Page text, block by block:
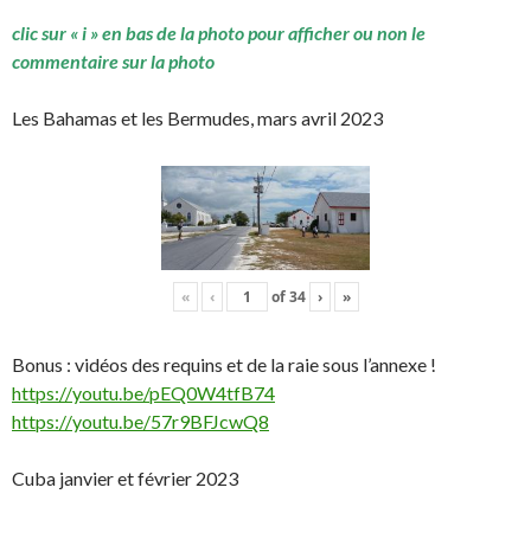
clic sur « i » en bas de la photo pour afficher ou non le
commentaire sur la photo
Les Bahamas et les Bermudes, mars avril 2023
« ‹ of34 › »
Bonus : vidéos des requins et de la raie sous l’annexe !
https://youtu.be/pEQ0W4tfB74
https://youtu.be/57r9BFJcwQ8
Cuba janvier et février 2023